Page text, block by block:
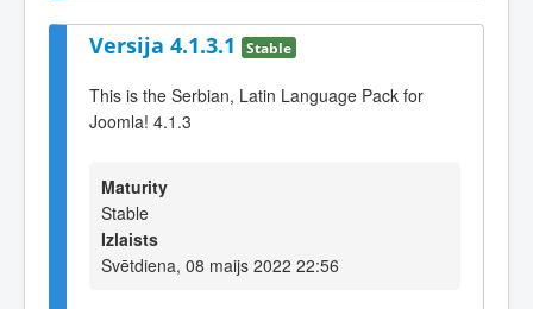
Versija 4.1.3.1 Stable
This is the Serbian, Latin Language Pack for
Joomla! 4.1.3
Maturity
Stable
Izlaists
Svētdiena, 08 maijs 2022 22:56